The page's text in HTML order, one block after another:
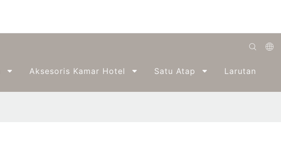
Aksesoris Kamar Hotel Satu Atap Larutan